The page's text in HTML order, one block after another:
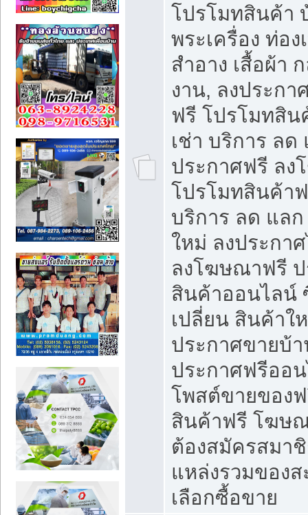
โปรโมทสินค้า
พระเครื่อง ท่อง
สำอาง เสื้อผ้า
งาน, ลงประก
ฟรี โปรโมทสิ
เช่า บริการ ลด
ประกาศฟรี ล
โปรโมทสินค้า
บริการ ลด แล
ใหม่ ลงประกา
ลงโฆษณาฟรี
สินค้าออนไลน์
เปลี่ยน สินค้าใ
ประกาศขายบ้
ประกาศฟรีออ
โพสต์ขายของ
สินค้าฟรี โฆษ
ต้องสมัครสมา
แหล่งรวมของ
เลือกซื้อขาย